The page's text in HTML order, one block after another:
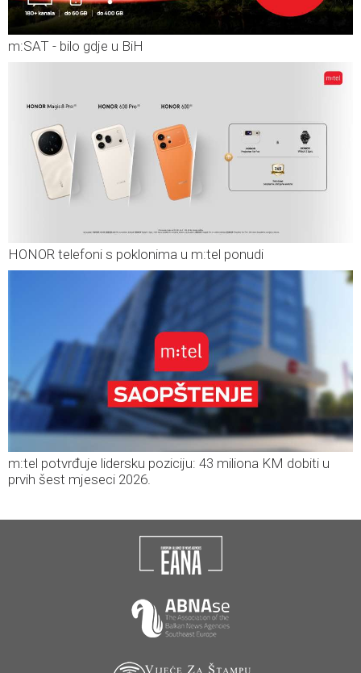
m:SAT - bilo gdje u BiH
HONOR telefoni s poklonima u m:tel ponudi
m:tel potvrđuje lidersku poziciju: 43 miliona KM dobiti u
prvih šest mjeseci 2026.